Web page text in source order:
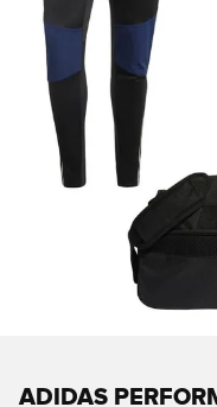
ADIDAS